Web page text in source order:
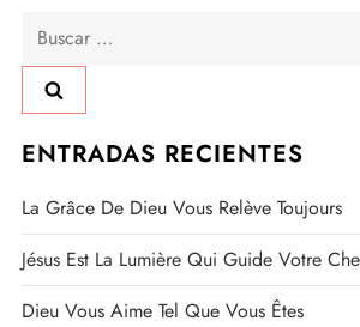
Buscar:
ENTRADAS RECIENTES
La Grâce De Dieu Vous Relève Toujours
Jésus Est La Lumière Qui Guide Votre
Dieu Vous Aime Tel Que Vous Êtes